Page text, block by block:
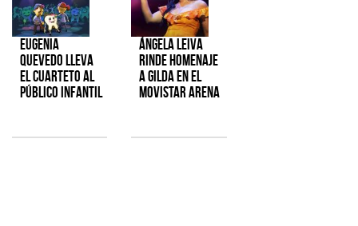
Eugenia
Quevedo lleva
el cuarteto al
público infantil
Ángela Leiva
rinde homenaje
a Gilda en el
Movistar Arena